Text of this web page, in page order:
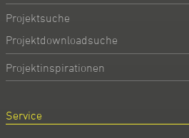
Projektsuche
Projektdownloadsuche
Projektinspirationen
Service